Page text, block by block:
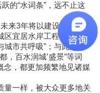
“水词条”，远不止这
3年将以建设“宜居水
区宜居水岸工程，以有效
城市共呼吸”；与此同
，百水润城’盛景”等词
念，都更加频繁地见诸媒
一样，被大众更多地关